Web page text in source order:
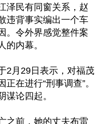
泽民有同窗关系，赵
违背事实编出一个车
。令外界感觉整件案
的内幕。
2月29日表示，对福茂
在进行“刑事调查”。
谋论四起。
之前，她的丈夫布雷